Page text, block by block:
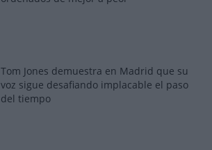
Tom Jones demuestra en Madrid que su
voz sigue desafiando implacable el paso
del tiempo